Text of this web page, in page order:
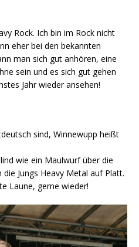
Rock. Ich bin im Rock nicht
eher bei den bekannten
man sich gut anhören, eine
sein und es sich gut gehen
Jahr wieder ansehen!
sind, Winnewupp heißt
wie ein Maulwurf über die
Jungs Heavy Metal auf Platt.
Laune, gerne wieder!